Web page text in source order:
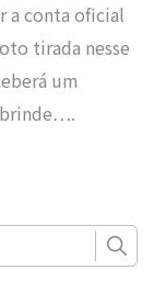
a conta oficial
tirada nesse
um
brinde….